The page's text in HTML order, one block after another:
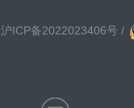
沪ICP备2022023406号 /